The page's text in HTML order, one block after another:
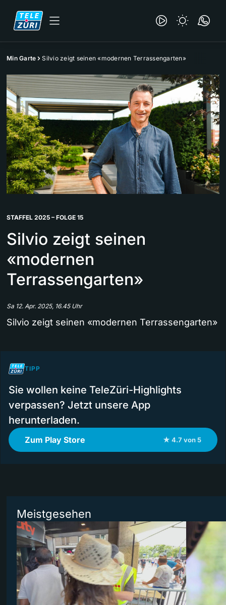
Min Garte Silvio zeigt seinen «modernen Terrassengarten»
STAFFEL 2025 – FOLGE 15
Silvio zeigt seinen
«modernen
Terrassengarten»
Sa 12. Apr. 2025, 16.45 Uhr
Silvio zeigt seinen «modernen Terrassengarten»
TIPP
Sie wollen keine TeleZüri-Highlights
verpassen? Jetzt unsere App
herunterladen.
Zum Play Store ★ 4.7 von 5
Meistgesehen